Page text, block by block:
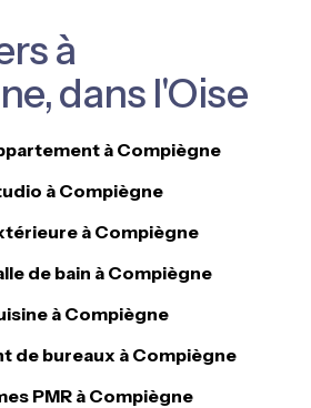
à
dans l'Oise
à Compiègne
à Compiègne
à Compiègne
de bain à Compiègne
à Compiègne
de bureaux à Compiègne
PMR à Compiègne